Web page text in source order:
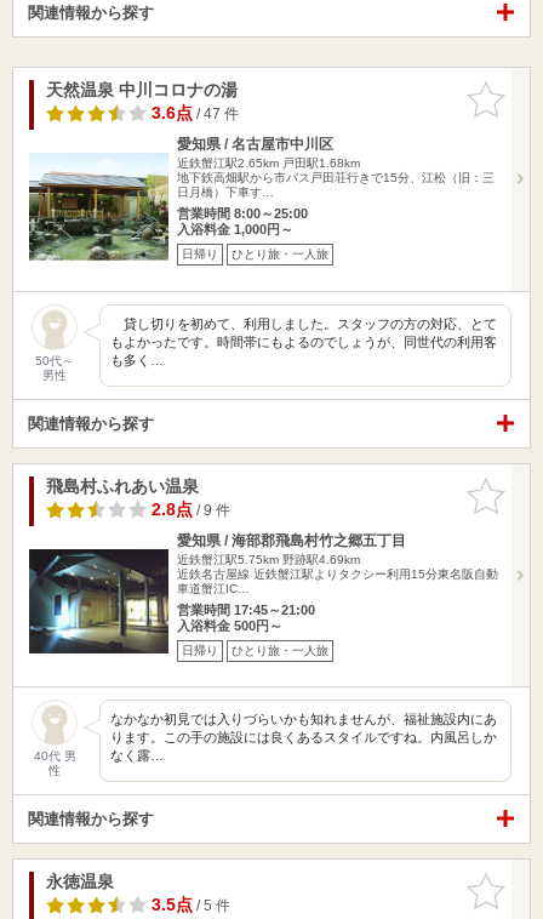
関連情報から探す
お気に入
りに追加
天然温泉 中川コロナの湯
3.6点/ 47 件
愛知県 / 名古屋市中川区
近鉄蟹江駅2.65km 戸田駅1.68km
地下鉄高畑駅から市バス戸田荘行きで15分、江松（旧：三
日月橋）下車す…
営業時間 8:00～25:00
入浴料金 1,000円～
日帰り ひとり旅・一人旅
50代～
男性
貸し切りを初めて、利用しました。スタッフの方の対応、とて
もよかったです。時間帯にもよるのでしょうが、同世代の利用客
も多く…
関連情報から探す
お気に入
りに追加
飛島村ふれあい温泉
2.8点/ 9 件
愛知県 / 海部郡飛島村竹之郷五丁目
近鉄蟹江駅5.75km 野跡駅4.69km
近鉄名古屋線 近鉄蟹江駅よりタクシー利用15分東名阪自動
車道蟹江IC…
営業時間 17:45～21:00
入浴料金 500円～
日帰り ひとり旅・一人旅
40代 男
性
なかなか初見では入りづらいかも知れませんが、福祉施設内にあ
ります。この手の施設には良くあるスタイルですね。内風呂しか
なく露…
関連情報から探す
お気に入
りに追加
永徳温泉
3.5点/ 5 件